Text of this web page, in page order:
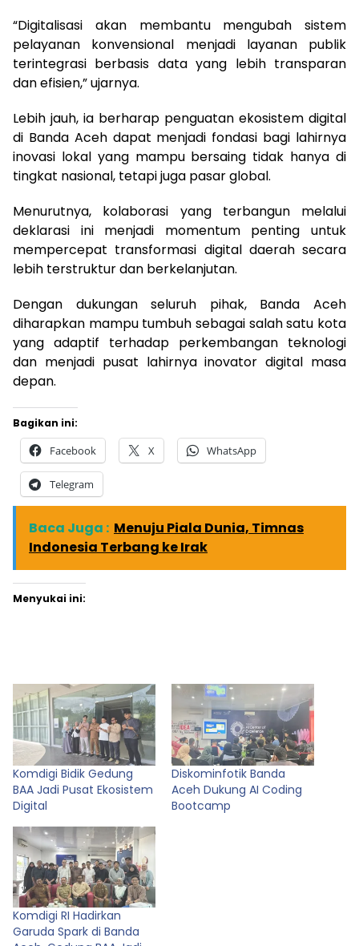
“Digitalisasi akan membantu mengubah sistem
pelayanan konvensional menjadi layanan publik
terintegrasi berbasis data yang lebih transparan
dan efisien,” ujarnya.
Lebih jauh, ia berharap penguatan ekosistem digital
di Banda Aceh dapat menjadi fondasi bagi lahirnya
inovasi lokal yang mampu bersaing tidak hanya di
tingkat nasional, tetapi juga pasar global.
Menurutnya, kolaborasi yang terbangun melalui
deklarasi ini menjadi momentum penting untuk
mempercepat transformasi digital daerah secara
lebih terstruktur dan berkelanjutan.
Dengan dukungan seluruh pihak, Banda Aceh
diharapkan mampu tumbuh sebagai salah satu kota
yang adaptif terhadap perkembangan teknologi
dan menjadi pusat lahirnya inovator digital masa
depan.
Bagikan ini:
Facebook X WhatsApp
Telegram
Baca Juga : Menuju Piala Dunia, Timnas
Indonesia Terbang ke Irak
Menyukai ini:
Komdigi Bidik Gedung
BAA Jadi Pusat Ekosistem
Digital
Diskominfotik Banda
Aceh Dukung AI Coding
Bootcamp
Komdigi RI Hadirkan
Garuda Spark di Banda